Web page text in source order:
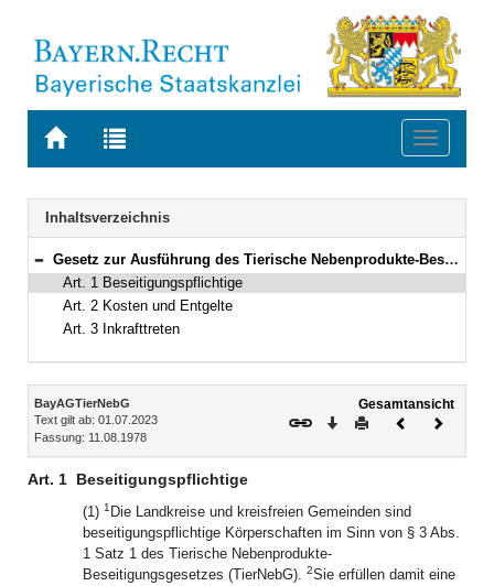
Zur
BAYERN.RECHT
Zur
letzten
Suche
Toggle
Navigation
Inhaltsverzeichnis
Bereich reduzieren
Gesetz zur Ausführung des Tierische Nebenprodukte-Beseitigungsgesetzes (BayAGTierNebG) Vom 11. August 1978 (BayRS V S. 439) BayRS 7831-4-U (Art. 1–3)
Art. 1 Beseitigungspflichtige
Art. 2 Kosten und Entgelte
Art. 3 Inkrafttreten
Inhalt
BayAGTierNebG
Text gilt ab: 01.07.2023
Fassung: 11.08.1978
Gesamtansicht
Download
DruckenVorheriges
Art. 1 Beseitigungspflichtige
(1) 1 Die Landkreise und kreisfreien Gemeinden sind
beseitigungspflichtige Körperschaften im Sinn von § 3 Abs.
1 Satz 1 des Tierische Nebenprodukte-
Beseitigungsgesetzes (TierNebG). 2Sie erfüllen damit eine